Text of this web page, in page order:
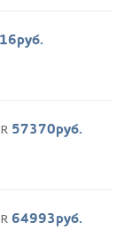
57370руб.
64993руб.